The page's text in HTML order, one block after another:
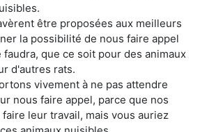
être proposées aux meilleurs
la possibilité de nous faire appel
que ce soit pour des animaux
d'autres rats.
vivement à ne pas attendre
nous faire appel, parce que nos
leur travail, mais vous auriez